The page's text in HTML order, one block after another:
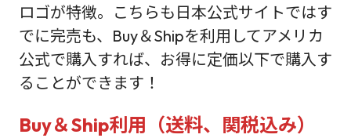
ロゴが特徴。こちらも日本公式サイトではす
でに完売も、Buy＆Shipを利用してアメリカ
公式で購入すれば、お得に定価以下で購入す
ることができます！
Buy＆Ship利用（送料、関税込み）